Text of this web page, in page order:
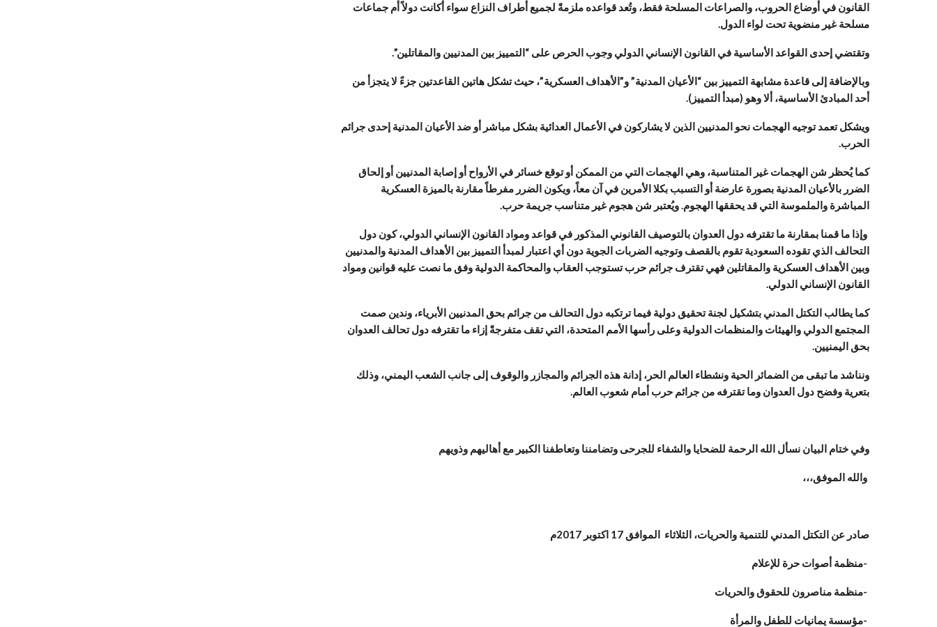
القانون في أوضاع الحروب، والصراعات المسلحة فقط، وتُعد قواعده ملزمةً لجميع أطراف النزاع سواء أكانت دولاً أم جماعات
مسلحة غير منضوية تحت لواء الدول.
وتقتضي إحدى القواعد الأساسية في القانون الإنساني الدولي وجوب الحرص على “التمييز بين المدنيين والمقاتلين”.
وبالإضافة إلى قاعدة مشابهة التمييز بين “الأعيان المدنية” و”الأهداف العسكرية”، حيث تشكل هاتين القاعدتين جزءً لا يتجزأ من
أحد المبادئ الأساسية، ألا وهو (مبدأ التمييز).
ويشكل تعمد توجيه الهجمات نحو المدنيين الذين لا يشاركون في الأعمال العدائية بشكل مباشر أو ضد الأعيان المدنية إحدى جرائم
الحرب.
كما يُحظر شن الهجمات غير المتناسبة، وهي الهجمات التي من الممكن أو توقع خسائر في الأرواح أو إصابة المدنيين أو إلحاق
الضرر بالأعيان المدنية بصورة عارضة أو التسبب بكلا الأمرين في آن معاً، ويكون الضرر مفرطاً مقارنة بالميزة العسكرية
المباشرة والملموسة التي قد يحققها الهجوم. ويُعتبر شن هجوم غير متناسب جريمة حرب.
وإذا ما قمنا بمقارنة ما تقترفه دول العدوان بالتوصيف القانوني المذكور في قواعد ومواد القانون الإنساني الدولي، كون دول
التحالف الذي تقوده السعودية تقوم بالقصف وتوجيه الضربات الجوية دون أي اعتبار لمبدأ التمييز بين الأهداف المدنية والمدنيين
وبين الأهداف العسكرية والمقاتلين فهي تقترف جرائم حرب تستوجب العقاب والمحاكمة الدولية وفق ما نصت عليه قوانين ومواد
القانون الإنساني الدولي.
كما يطالب التكتل المدني بتشكيل لجنة تحقيق دولية فيما ترتكبه دول التحالف من جرائم بحق المدنيين الأبرياء، وندين صمت
المجتمع الدولي والهيئات والمنظمات الدولية وعلى رأسها الأمم المتحدة، التي تقف متفرجةً إزاء ما تقترفه دول تحالف العدوان
بحق اليمنيين.
ونناشد ما تبقى من الضمائر الحية ونشطاء العالم الحر، إدانة هذه الجرائم والمجازر والوقوف إلى جانب الشعب اليمني، وذلك
بتعرية وفضح دول العدوان وما تقترفه من جرائم حرب أمام شعوب العالم.
وفي ختام البيان نسأل الله الرحمة للضحايا والشفاء للجرحى وتضامننا وتعاطفنا الكبير مع أهاليهم وذويهم
والله الموفق،،،
صادر عن التكتل المدني للتنمية والحريات، الثلاثاء الموافق 17 اكتوبر 2017م
-منظمة أصوات حرة للإعلام
-منظمة مناصرون للحقوق والحريات
-مؤسسة يمانيات للطفل والمرأة